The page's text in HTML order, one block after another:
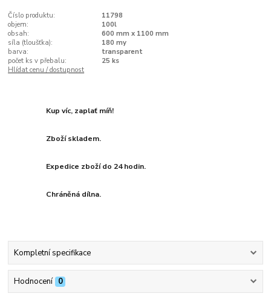
Číslo produktu:
11798
objem:
100l
obsah:
600 mm x 1100 mm
síla (tloušťka):
180 my
barva:
transparent
počet ks v přebalu:
25 ks
Hlídat cenu / dostupnost
Kup víc, zaplať míň!
Zboží skladem.
Expedice zboží do 24 hodin.
Chráněná dílna.
Kompletní specifikace
Hodnocení 0